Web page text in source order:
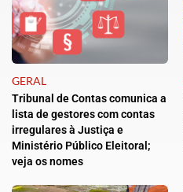
GERAL
Tribunal de Contas comunica a
lista de gestores com contas
irregulares à Justiça e
Ministério Público Eleitoral;
veja os nomes